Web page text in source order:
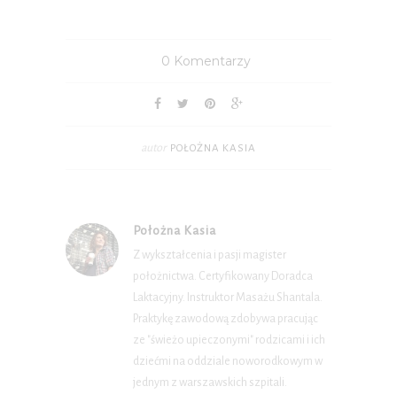
0 Komentarzy
autor POŁOŻNA KASIA
Położna Kasia
Z wykształcenia i pasji magister
położnictwa. Certyfikowany Doradca
Laktacyjny. Instruktor Masażu Shantala.
Praktykę zawodową zdobywa pracując
ze "świeżo upieczonymi" rodzicami i ich
dziećmi na oddziale noworodkowym w
jednym z warszawskich szpitali.